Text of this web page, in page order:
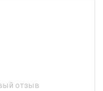
отзыв